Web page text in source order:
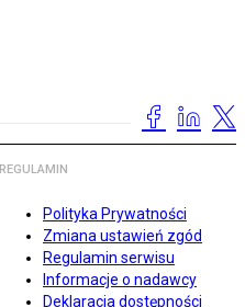
REGULAMIN
Polityka Prywatności
Zmiana ustawień zgód
Regulamin serwisu
Informacje o nadawcy
Deklaracja dostępności